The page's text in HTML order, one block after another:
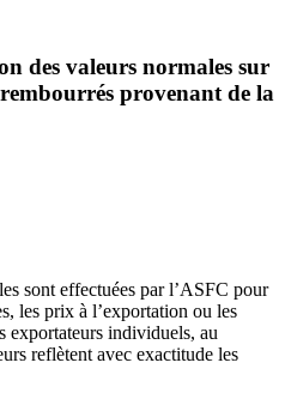
des valeurs normales sur
provenant de la
sont effectuées par l’ASFC pour
les prix à l’exportation ou les
exportateurs individuels, au
reflètent avec exactitude les